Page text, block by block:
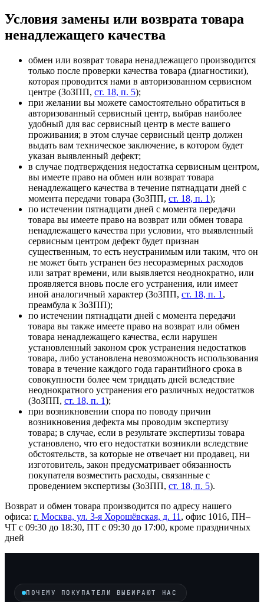
Условия замены или возврата товара
ненадлежащего качества
обмен или возврат товара ненадлежащего производится
только после проверки качества товара (диагностики),
которая проводится нами в авторизованном сервисном
центре (ЗоЗПП, ст. 18, п. 5);
при желании вы можете самостоятельно обратиться в
авторизованный сервисный центр, выбрав наиболее
удобный для вас сервисный центр в месте вашего
проживания; в этом случае сервисный центр должен
выдать вам техническое заключение, в котором будет
указан выявленный дефект;
в случае подтверждения недостатка сервисным центром,
вы имеете право на обмен или возврат товара
ненадлежащего качества в течение пятнадцати дней с
момента передачи товара (ЗоЗПП, ст. 18, п. 1);
по истечении пятнадцати дней с момента передачи
товара вы имеете право на возврат или обмен товара
ненадлежащего качества при условии, что выявленный
сервисным центром дефект будет признан
существенным, то есть неустранимым или таким, что он
не может быть устранен без несоразмерных расходов
или затрат времени, или выявляется неоднократно, или
проявляется вновь после его устранения, или имеет
иной аналогичный характер (ЗоЗПП, ст. 18, п. 1 ,
преамбула к ЗоЗПП);
по истечении пятнадцати дней с момента передачи
товара вы также имеете право на возврат или обмен
товара ненадлежащего качества, если нарушен
установленный законом срок устранения недостатков
товара, либо установлена невозможность использования
товара в течение каждого года гарантийного срока в
совокупности более чем тридцать дней вследствие
неоднократного устранения его различных недостатков
(ЗоЗПП, ст. 18, п. 1);
при возникновении спора по поводу причин
возникновения дефекта мы проводим экспертизу
товара; в случае, если в результате экспертизы товара
установлено, что его недостатки возникли вследствие
обстоятельств, за которые не отвечает ни продавец, ни
изготовитель, закон предусматривает обязанность
покупателя возместить расходы, связанные с
проведением экспертизы (ЗоЗПП, ст. 18, п. 5).
Возврат и обмен товара производится по адресу нашего
офиса: г. Москва, ул. 3-я Хорошёвская, д. 11 , офис 1016, ПН–
ЧТ с 09:30 до 18:30, ПТ с 09:30 до 17:00, кроме праздничных
дней
ПОЧЕМУ ПОКУПАТЕЛИ ВЫБИРАЮТ НАС